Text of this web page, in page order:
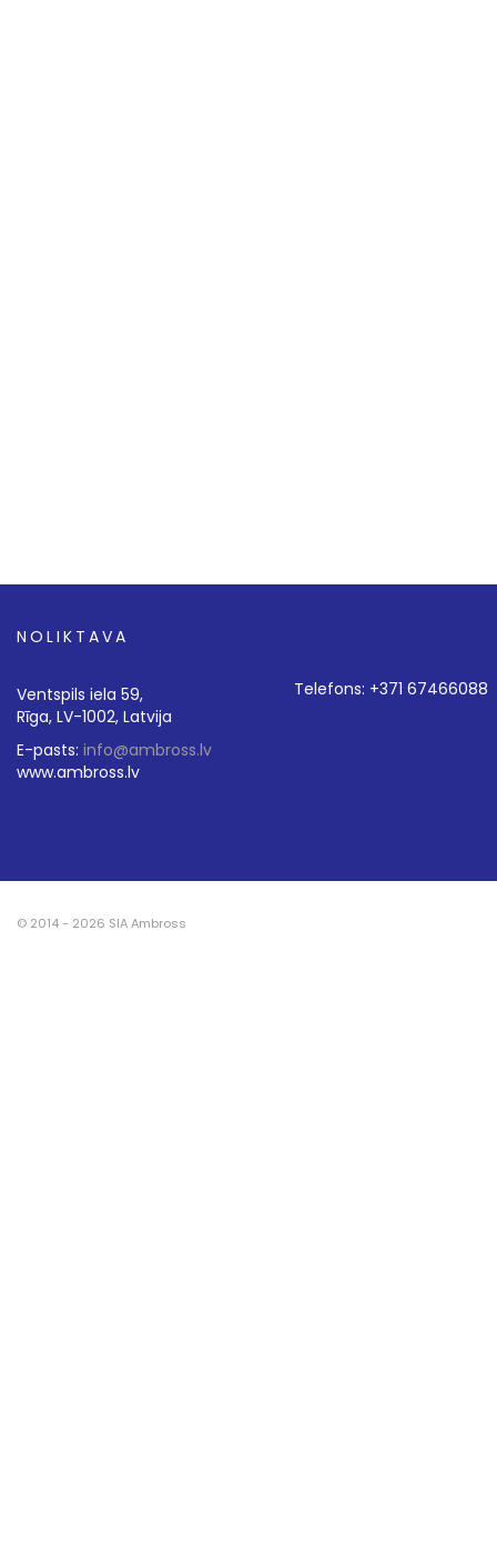
NOLIKTAVA
Ventspils iela 59,
Rīga, LV-1002, Latvija
E-pasts: info@ambross.lv
www.ambross.lv
Telefons: +371 67466088
© 2014 - 2026 SIA Ambross